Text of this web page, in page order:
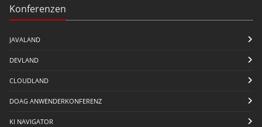
Konferenzen
JAVALAND
DEVLAND
CLOUDLAND
DOAG ANWENDERKONFERENZ
KI NAVIGATOR